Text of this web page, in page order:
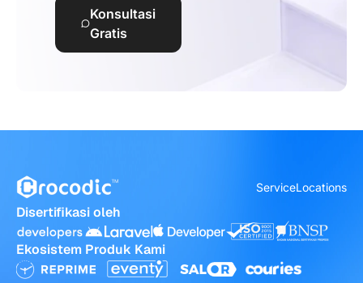
Konsultasi
Gratis
ServiceLocations
Disertifikasi oleh
Ekosistem Produk Kami